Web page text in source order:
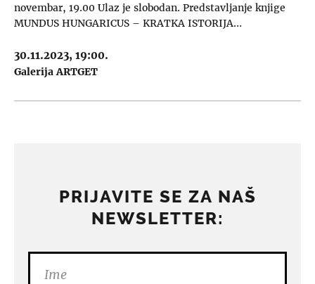
novembar, 19.00 Ulaz je slobodan. Predstavljanje knjige
MUNDUS HUNGARICUS – KRATKA ISTORIJA…
30.11.2023, 19:00.
Galerija ARTGET
PRIJAVITE SE ZA NAŠ
NEWSLETTER: